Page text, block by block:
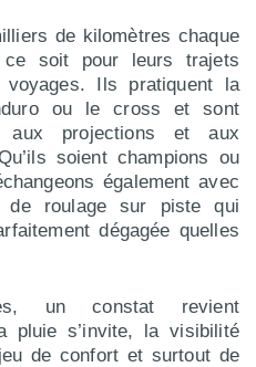
de kilomètres chaque
soit pour leurs trajets
Ils pratiquent la
ou le cross et sont
projections et aux
soient champions ou
également avec
de roulage sur piste qui
dégagée quelles
un constat revient
pluie s’invite, la visibilité
de confort et surtout de